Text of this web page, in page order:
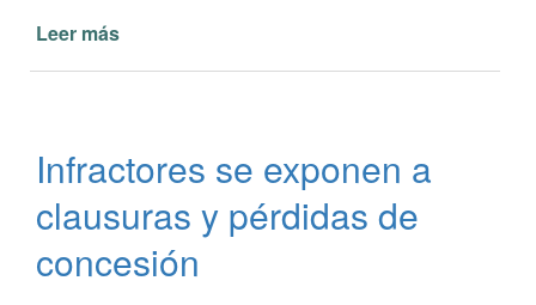
Leer más
de
comida
y
kioscos
Infractores se exponen a
clausuras y pérdidas de
concesión